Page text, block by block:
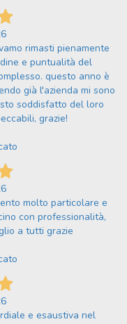
rimasti pienamente
e puntualità del
questo anno è
già l'azienda mi sono
soddisfatto del loro
grazie!
molto particolare e
con professionalità,
a tutti grazie
e esaustiva nel